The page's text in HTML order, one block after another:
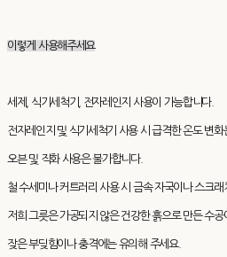
이렇게 사용해주세요
세제, 식기세척기, 전자레인지 사용이 가능합니다.
전자레인지 및 식기세척기 사용 시 급격한 온도 변화
오븐 및 직화 사용은 불가합니다.
철 수세미나 커트러리 사용 시 금속 자국이나 스크래
저희 그릇은 가공되지 않은 건강한 흙으로 만든 수공
잦은 부딪힘이나 충격에는 유의해 주세요.